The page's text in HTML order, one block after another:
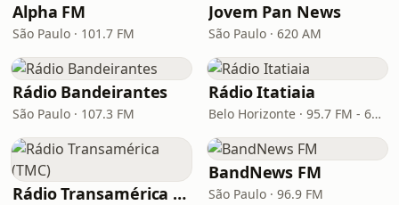
Alpha FM
São Paulo · 101.7 FM
Jovem Pan News
São Paulo · 620 AM
Rádio Bandeirantes
São Paulo · 107.3 FM
Rádio Itatiaia
Belo Horizonte · 95.7 FM - 610 AM
Rádio Transamérica (TMC)
BandNews FM
São Paulo · 96.9 FM